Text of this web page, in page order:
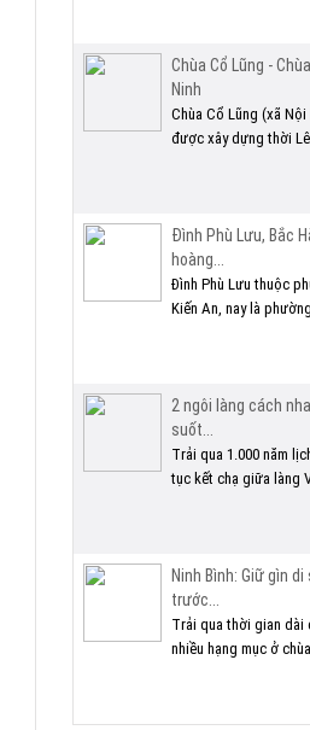
Chùa Cổ Lũng -
Ninh
Chùa Cổ Lũng (xã Nội
được xây dựng thời
Đình Phù Lưu, Bắc
hoàng...
Đình Phù Lưu thuộc
Kiến An, nay là
2 ngôi làng cách
suốt...
Trải qua 1.000 năm
tục kết chạ giữa làng
Ninh Bình: Giữ gìn
trước...
Trải qua thời gian dài
nhiều hạng mục ở